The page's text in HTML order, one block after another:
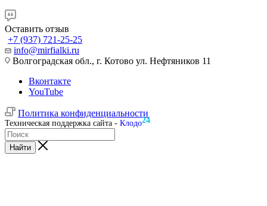
Оставить отзыв
+7 (937) 721-25-25
info@mirfialki.ru
Волгоградская обл., г. Котово ул. Нефтяников 11
Вконтакте
YouTube
Политика конфиденциальности
Техническая поддержка сайта - Клодо24
Найти